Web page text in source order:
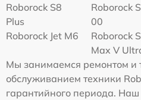
Roborock S8
Plus
Roborock
00
Roborock Jet M6
Roborock
Max V
Мы занимаемся ремонтом и
обслуживанием техники
гарантийного периода.